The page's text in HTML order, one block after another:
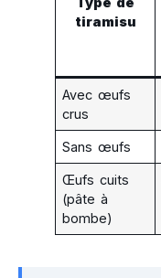
tiramisu
Avec œufs
crus
Sans œufs
Œufs cuits
(pâte à
bombe)